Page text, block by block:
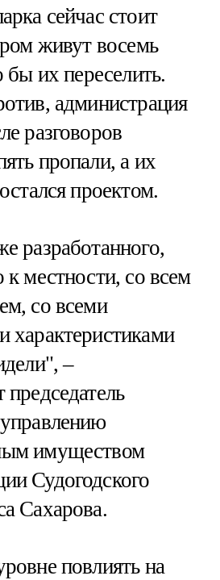
сейчас стоит
живут восемь
бы их переселить.
администрация
разговоров
пропали, а их
проектом.
разработанного,
к местности, со всем
со всеми
характеристиками
–
председатель
имуществом
Судогодского
Сахарова.
повлиять на